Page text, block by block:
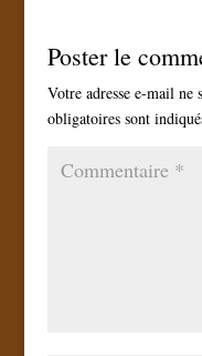
Poster le
Votre adresse e-mail ne
obligatoires sont